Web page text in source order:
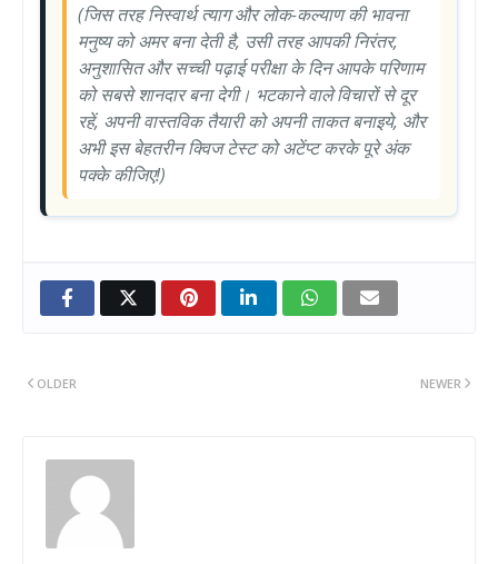
(जिस तरह निस्वार्थ त्याग और लोक-कल्याण की भावना
मनुष्य को अमर बना देती है, उसी तरह आपकी निरंतर,
अनुशासित और सच्ची पढ़ाई परीक्षा के दिन आपके परिणाम
को सबसे शानदार बना देगी। भटकाने वाले विचारों से दूर
रहें, अपनी वास्तविक तैयारी को अपनी ताकत बनाइये, और
अभी इस बेहतरीन क्विज टेस्ट को अटेंप्ट करके पूरे अंक
पक्के कीजिए!)
NEWER
OLDER